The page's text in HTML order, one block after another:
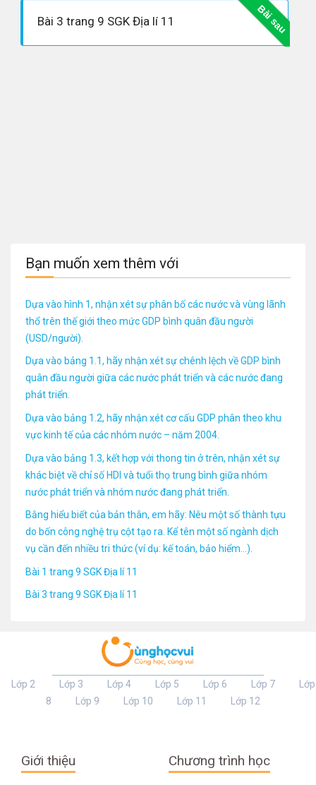
Bài sau
Bài 3 trang 9 SGK Địa lí 11
Bạn muốn xem thêm với
Dựa vào hình 1, nhận xét sự phân bố các nước và vùng lãnh
thổ trên thế giới theo mức GDP bình quân đầu người
(USD/người).
Dựa vào bảng 1.1, hãy nhận xét sự chênh lệch về GDP bình
quân đầu người giữa các nước phát triển và các nước đang
phát triển.
Dựa vào bảng 1.2, hãy nhận xét cơ cấu GDP phân theo khu
vực kinh tế của các nhóm nước – năm 2004.
Dựa vào bảng 1.3, kết hợp với thong tin ở trên, nhận xét sự
khác biệt về chỉ số HDI và tuổi thọ trung bình giữa nhóm
nước phát triển và nhóm nước đang phát triển.
Bằng hiểu biết của bản thân, em hãy: Nêu một số thành tựu
do bốn công nghệ trụ cột tạo ra. Kể tên một số ngành dịch
vụ cần đến nhiều tri thức (ví dụ: kế toán, bảo hiểm…).
Bài 1 trang 9 SGK Địa lí 11
Bài 3 trang 9 SGK Địa lí 11
Lớp 2 Lớp 3 Lớp 4 Lớp 5 Lớp 6 Lớp 7
Lớp
8
Lớp 9 Lớp 10 Lớp 11 Lớp 12
Giới thiệu Chương trình học